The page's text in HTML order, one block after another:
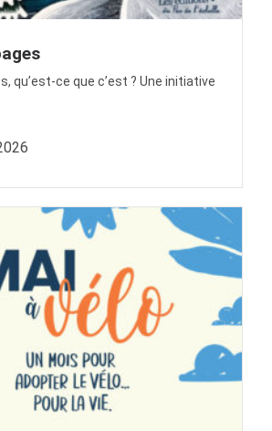
qu’est-ce que c’est ? Une initiative